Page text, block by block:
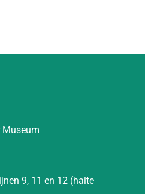
Museum
9, 11 en 12 (halte